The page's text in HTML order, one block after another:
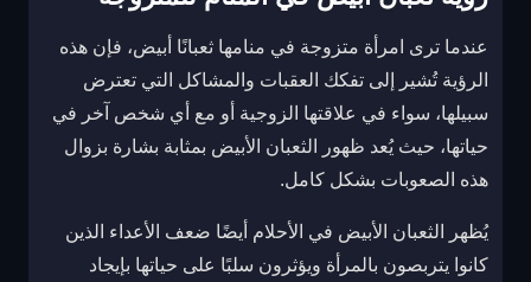
عندما ترى امرأة متزوجة في منامها ثعبانًا أبيض، فإن هذه
الرؤية تُشير إلى تفكك العقبات والمشاكل التي تعترض
سبيلها، سواء في علاقتها الزوجية أو مع أي شخص آخر في
حياتها، حيث يُعد ظهور الثعبان الأبيض بمثابة بشارة بزوال
هذه الصعوبات بشكل كامل.
يُظهر الثعبان الأبيض في الأحلام أيضًا ضعف الأعداء الذين
كانوا يتربصون بالمرأة ويؤثرون سلبًا على حياتها بإيجاد